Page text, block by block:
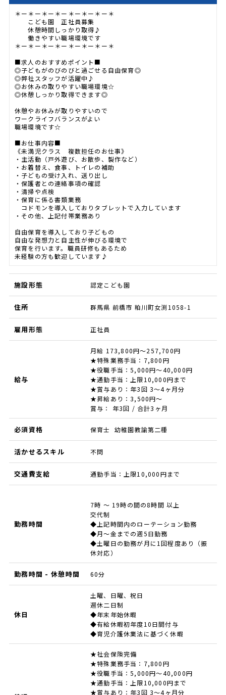
＊ー＊ー＊ー＊ー＊ー＊ー＊ー＊
こども園 正社員募集
休憩時間しっかり取得♪
働きやすい職場環境です
＊ー＊ー＊ー＊ー＊ー＊ー＊ー＊
■求人のおすすめポイント■
◎子どもがのびのびと過ごせる自由保育◎
◎弊社スタッフが活躍中♪
◎お休みの取りやすい職場環境☆
◎休憩しっかり取得できます◎
休憩やお休みが取りやすいので
ワークライフバランスがよい
職場環境です☆
■お仕事内容■
《未満児クラス 複数担任のお仕事》
・主活動（戸外遊び、お散歩、製作など）
・お着替え、食事、トイレの補助
・子どもの受け入れ、送り出し
・保護者との連絡事項の確認
・清掃や点検
・保育に係る書類業務
コドモンを導入しておりタブレットで入力しています
・その他、上記付帯業務あり
自由保育を導入しており子どもの
自由な発想力と自主性が伸びる環境で
保育を行います。職員研修もあるため
未経験の方も歓迎しています♪
施設形態 認定こども園
住所 群馬県 前橋市 粕川町女渕1058-1
雇用形態 正社員
給与
月給 173,800円～257,700円
★特殊業務手当：7,800円
★役職手当：5,000円～40,000円
★通勤手当：上限10,000円まで
★賞与あり：年3回 3～4ヶ月分
★昇給あり：3,500円～
賞与： 年3回 / 合計3ヶ月
必須資格 保育士 幼稚園教諭第二種
活かせるスキル 不問
交通費支給 通勤手当：上限10,000円まで
勤務時間
7時 ～ 19時の間の8時間 以上
交代制
◆上記時間内のローテーション勤務
◆月～金までの週5日勤務
◆土曜日の勤務が月に1回程度あり（振
休対応）
勤務時間 - 休憩時間 60分
休日
土曜、日曜、祝日
週休二日制
◆年末年始休暇
◆有給休暇初年度10日間付与
◆育児介護休業法に基づく休暇
★社会保険完備
★特殊業務手当：7,800円
★役職手当：5,000円～40,000円
★通勤手当：上限10,000円まで
★賞与あり：年3回 3～4ヶ月分